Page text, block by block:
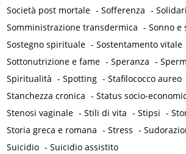
Società post mortale -Sofferenza -
Somministrazione transdermica -Sonno e
Sostegno spirituale -Sostentamento vitale
Sottonutrizione e fame -Speranza -
Spiritualità -Spotting -Stafilococco aureo
Stanchezza cronica -Status socio-
Stenosi vaginale -Stili di vita -Stipsi -
Storia greca e romana -Stress -
Suicidio -Suicidio assistito